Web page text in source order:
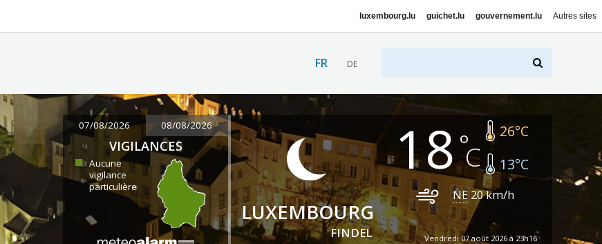
luxembourg.lu guichet.lu gouvernement.lu Autres sites
FR DE
07/08/2026 08/08/2026
VIGILANCES
Aucune
vigilance
particulière
LUXEMBOURG
FINDEL
18 26°C
13°C
NE 20km/h
Vendredi 07 août 2026 à 23h16